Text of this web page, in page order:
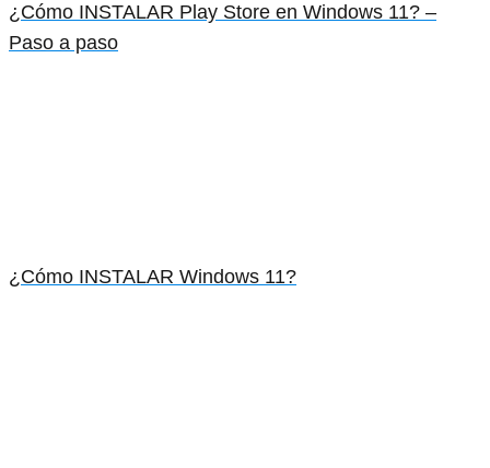
¿Cómo INSTALAR Play Store en Windows 11? –
Paso a paso
¿Cómo INSTALAR Windows 11?